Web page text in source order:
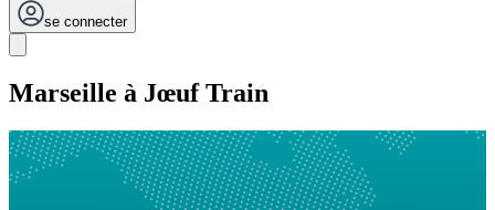
se connecter
Marseille à Jœuf Train